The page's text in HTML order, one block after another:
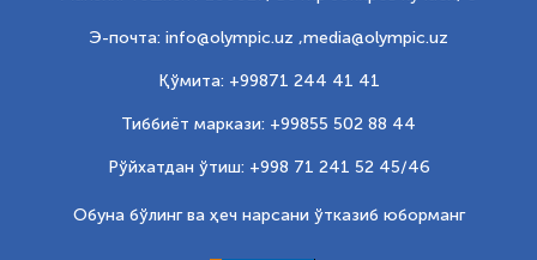
Э-почта: info@olympic.uz ,media@olympic.uz
Қўмита: +99871 244 41 41
Тиббиёт маркази: +99855 502 88 44
Рўйхатдан ўтиш: +998 71 241 52 45/46
Обуна бўлинг ва ҳеч нарсани ўтказиб юборманг